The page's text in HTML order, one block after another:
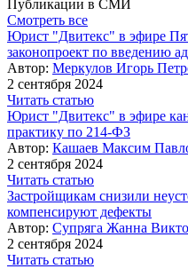
Публикации в СМИ
Смотреть все
Юрист "Двитекс" в эфире
законопроект по введению
Автор: Меркулов Игорь
2 сентября 2024
Читать статью
Юрист "Двитекс" в эфире
практику по 214-ФЗ
Автор: Кашаев Максим
2 сентября 2024
Читать статью
Застройщикам снизили
компенсируют дефекты
Автор: Супряга Жанна
2 сентября 2024
Читать статью